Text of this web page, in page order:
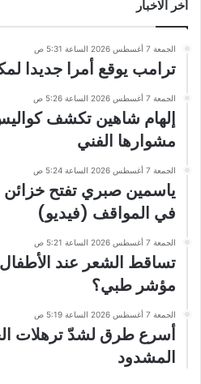
أخر الاخبار
الجمعة 7 أغسطس 2026 الساعة 5:31 ص
ترامب يوقع أمرا جديدا
الجمعة 7 أغسطس 2026 الساعة 5:26 ص
إلهام شاهين تكشف
مشوارها الفني
الجمعة 7 أغسطس 2026 الساعة 5:24 ص
ياسمين صبري تفتح خزائن
في المواقف (فيديو)
الجمعة 7 أغسطس 2026 الساعة 5:21 ص
تساقط الشعر عند
مؤشر طبي؟
الجمعة 7 أغسطس 2026 الساعة 5:19 ص
أسرع طرق لشدّ ترهلات
المشدود